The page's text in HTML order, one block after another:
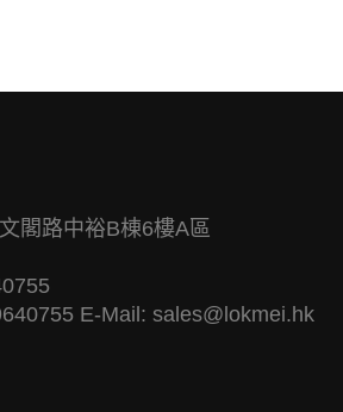
閣路中裕B棟6樓A區
E-Mail: sales@lokmei.hk